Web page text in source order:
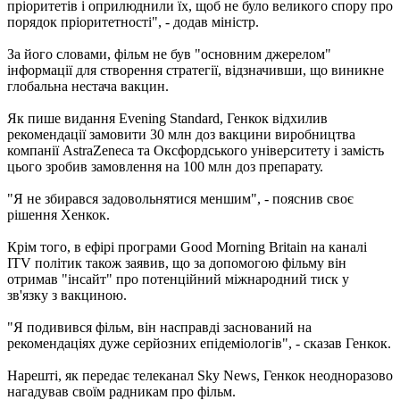
пріоритетів і оприлюднили їх, щоб не було великого спору про
порядок пріоритетності", - додав міністр.
За його словами, фільм не був "основним джерелом"
інформації для створення стратегії, відзначивши, що виникне
глобальна нестача вакцин.
Як пише видання Evening Standard, Генкок відхилив
рекомендації замовити 30 млн доз вакцини виробництва
компанії AstraZeneca та Оксфордського університету і замість
цього зробив замовлення на 100 млн доз препарату.
"Я не збирався задовольнятися меншим", - пояснив своє
рішення Хенкок.
Крім того, в ефірі програми Good Morning Britain на каналі
ITV політик також заявив, що за допомогою фільму він
отримав "інсайт" про потенційний міжнародний тиск у
зв'язку з вакциною.
"Я подивився фільм, він насправді заснований на
рекомендаціях дуже серйозних епідеміологів", - сказав Генкок.
Нарешті, як передає телеканал Sky News, Генкок неодноразово
нагадував своїм радникам про фільм.